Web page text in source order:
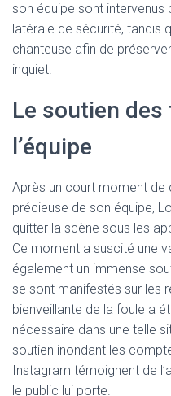
son équipe sont
latérale de sécurité, tandis
chanteuse afin de
inquiet.
Le soutien des
l’équipe
Après un court moment de
précieuse de son équipe,
quitter la scène sous les
Ce moment a suscité une
également un immense
se sont manifestés sur les
bienveillante de la foule a
nécessaire dans une telle
soutien inondant les
Instagram témoignent de
le public lui porte.